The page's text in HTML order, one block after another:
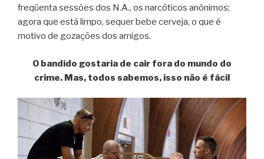
freqüenta sessões dos N.A., os narcóticos anônimos;
agora que está limpo, sequer bebe cerveja, o que é
motivo de gozações dos amigos.
O bandido gostaria de cair fora do mundo do
crime. Mas, todos sabemos, isso não é fácil